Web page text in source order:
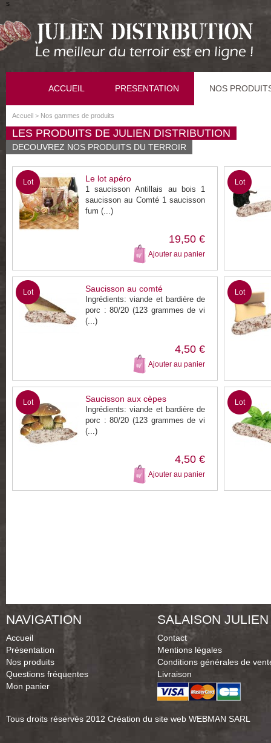
s
ACCUEIL PRESENTATION NOS
Accueil > Nos gammes de produits
LES PRODUITS DE JULIEN DISTRIBUTION
DECOUVREZ NOS PRODUITS DU TERROIR
Le lot apéro
1 saucisson Antillais au bois 1
saucisson au Comté 1 saucisson
fum (...)
19,50 €
Lot
Ajouter au panier
Lot
Saucisson au comté
Ingrédients: viande et bardière de
porc : 80/20 (123 grammes de vi
(...)
4,50 €
Lot
Ajouter au panier
Lot
Saucisson aux cèpes
Ingrédients: viande et bardière de
porc : 80/20 (123 grammes de vi
(...)
4,50 €
Lot
Ajouter au panier
Lot
NAVIGATION
Accueil
Présentation
Nos produits
Questions fréquentes
Mon panier
SALAISON JULIEN
Contact
Mentions légales
Conditions générales de
Livraison
Tous droits réservés 2012 Création du site web WEBMAN SARL